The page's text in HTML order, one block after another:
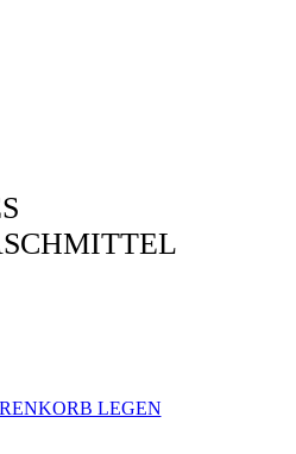
LEGEN